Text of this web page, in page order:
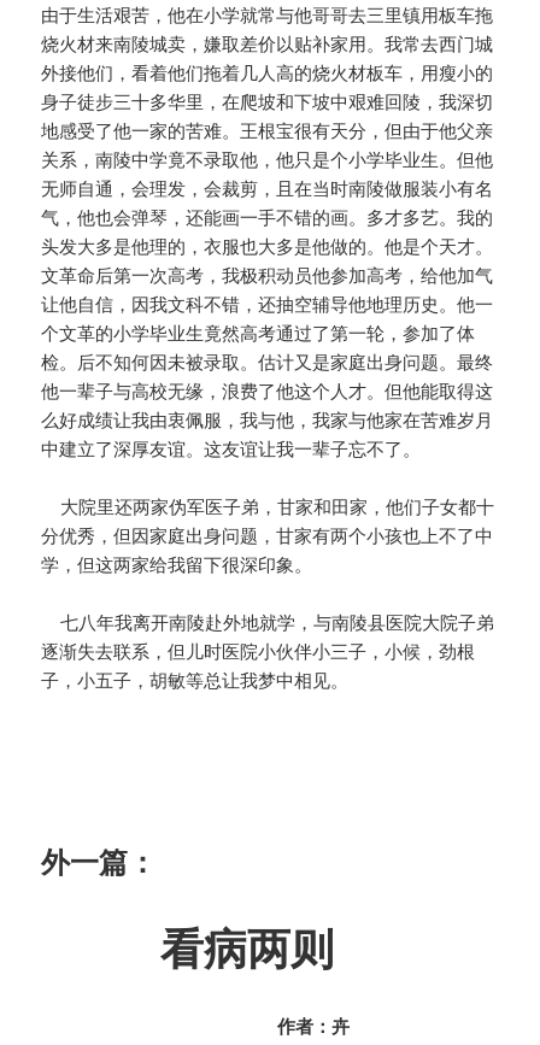
由于生活艰苦，他在小学就常与他哥哥去三里镇用板车拖
烧火材来南陵城卖，嫌取差价以贴补家用。我常去西门城
外接他们，看着他们拖着几人高的烧火材板车，用瘦小的
身子徒步三十多华里，在爬坡和下坡中艰难回陵，我深切
地感受了他一家的苦难。王根宝很有天分，但由于他父亲
关系，南陵中学竟不录取他，他只是个小学毕业生。但他
无师自通，会理发，会裁剪，且在当时南陵做服装小有名
气，他也会弹琴，还能画一手不错的画。多才多艺。我的
头发大多是他理的，衣服也大多是他做的。他是个天才。
文革命后第一次高考，我极积动员他参加高考，给他加气
让他自信，因我文科不错，还抽空辅导他地理历史。他一
个文革的小学毕业生竟然高考通过了第一轮，参加了体
检。后不知何因未被录取。估计又是家庭出身问题。最终
他一辈子与高校无缘，浪费了他这个人才。但他能取得这
么好成绩让我由衷佩服，我与他，我家与他家在苦难岁月
中建立了深厚友谊。这友谊让我一辈子忘不了。
大院里还两家伪军医子弟，甘家和田家，他们子女都十
分优秀，但因家庭出身问题，甘家有两个小孩也上不了中
学，但这两家给我留下很深印象。
七八年我离开南陵赴外地就学，与南陵县医院大院子弟
逐渐失去联系，但儿时医院小伙伴小三子，小候，劲根
子，小五子，胡敏等总让我梦中相见。
外一篇：
看病两则
作者：卉